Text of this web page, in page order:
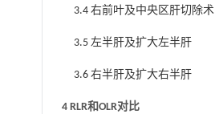
3.4 右前叶及中央区肝切除术
3.5 左半肝及扩大左半肝
3.6 右半肝及扩大右半肝
4 RLR和OLR对比